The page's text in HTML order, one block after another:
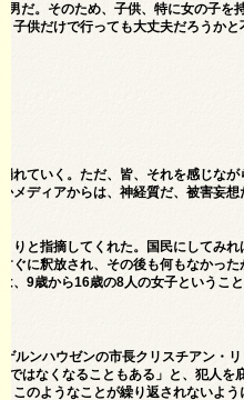
だ。そのため、子供、特に女の子を
子供だけで行っても大丈夫だろうかと
れていく。ただ、皆、それを感じな
メディアからは、神経質だ、被害妄
りと指摘してくれた。国民にしてみれ
ぐに釈放され、その後も何もなかっ
、9歳から16歳の8人の女子ということ
ルンハウゼンの市長クリスチアン・
はなくなることもある」と、犯人を
このようなことが繰り返されないよう